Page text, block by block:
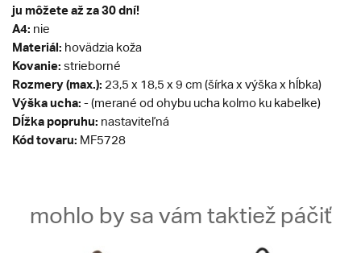
ju môžete až za 30 dní!
A4: nie
Materiál: hovädzia koža
Kovanie: strieborné
Rozmery (max.): 23,5 x 18,5 x 9 cm (šírka x výška x hĺbka)
Výška ucha: - (merané od ohybu ucha kolmo ku kabelke)
Dĺžka popruhu: nastaviteľná
Kód tovaru: MF5728
mohlo by sa vám taktiež páčiť